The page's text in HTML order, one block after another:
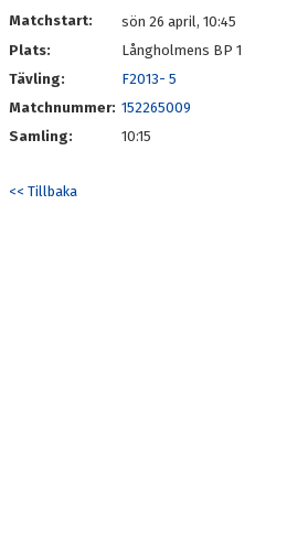
Matchstart:
sön 26 april, 10:45
Plats:
Långholmens BP 1
Tävling:
F2013- 5
Matchnummer: 152265009
Samling:
10:15
<< Tillbaka